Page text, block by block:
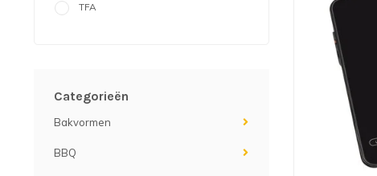
TFA
Categorieën
Bakvormen
BBQ